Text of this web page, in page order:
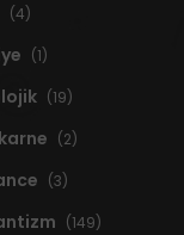
(4)
(1)
(19)
(2)
(3)
(149)